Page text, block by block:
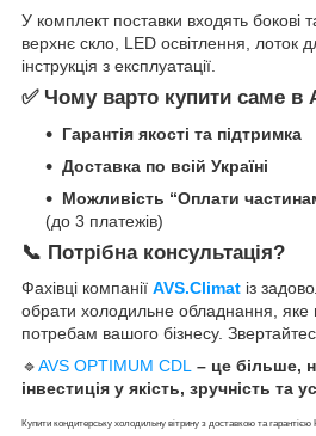
У комплект поставки входять бокові
верхнє скло, LED освітлення, лоток
інструкція з експлуатації.
✅ Чому варто купити саме в
Гарантія якості та підтримка
Доставка по всій Україні
Можливість “Оплати
(до 3 платежів)
📞 Потрібна консультація?
Фахівці компанії AVS.Climat із
обрати холодильне обладнання, яке
потребам вашого бізнесу.
🔹AVS OPTIMUM СDL – це більше,
інвестиція у якість, зручність та
Купити кондитерську холодильну вітрину з доставкою та гарантією